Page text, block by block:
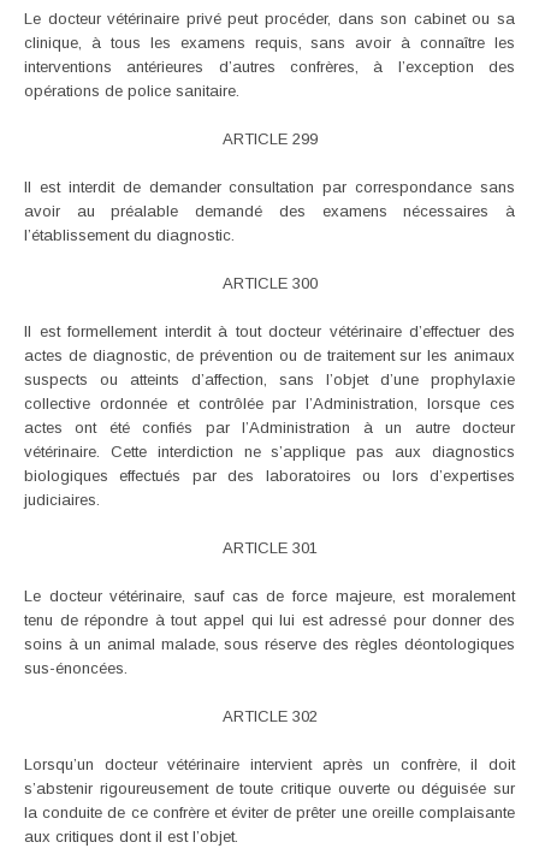
Le docteur vétérinaire privé peut procéder, dans son cabinet ou sa
clinique, à tous les examens requis, sans avoir à connaître les
interventions antérieures d’autres confrères, à l’exception des
opérations de police sanitaire.
ARTICLE 299
Il est interdit de demander consultation par correspondance sans
avoir au préalable demandé des examens nécessaires à
l’établissement du diagnostic.
ARTICLE 300
Il est formellement interdit à tout docteur vétérinaire d’effectuer des
actes de diagnostic, de prévention ou de traitement sur les animaux
suspects ou atteints d’affection, sans l’objet d’une prophylaxie
collective ordonnée et contrôlée par l’Administration, lorsque ces
actes ont été confiés par l’Administration à un autre docteur
vétérinaire. Cette interdiction ne s’applique pas aux diagnostics
biologiques effectués par des laboratoires ou lors d’expertises
judiciaires.
ARTICLE 301
Le docteur vétérinaire, sauf cas de force majeure, est moralement
tenu de répondre à tout appel qui lui est adressé pour donner des
soins à un animal malade, sous réserve des règles déontologiques
sus-énoncées.
ARTICLE 302
Lorsqu’un docteur vétérinaire intervient après un confrère, il doit
s’abstenir rigoureusement de toute critique ouverte ou déguisée sur
la conduite de ce confrère et éviter de prêter une oreille complaisante
aux critiques dont il est l’objet.